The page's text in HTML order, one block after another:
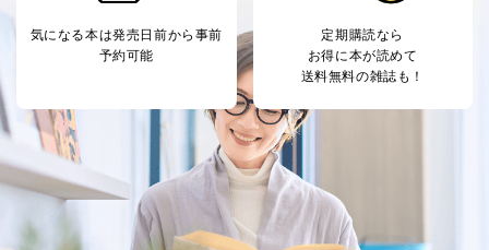
とが困難である場合。
国の機関もしくは地方公共団体またはその委託を受け
た者が法令の定める事務を遂行することに対して協力
する必要がある場合であって、本人の同意を得ること
により当該事務の遂行に支障を及ぼすおそれがあると
上記２．の利用目的を実施するために守秘義務を結ん
だ企業に、業務の一部として個人情報の取扱いを委
託・提供する場合、その業務に必要な範囲で委託・提
供先企業に個人情報を開示することがあります。
委託・提供先企業は具体的には以下のような企業です
気になる本は発売日前から事前
予約可能
定期購読なら
お得に本が読めて
送料無料の雑誌も！